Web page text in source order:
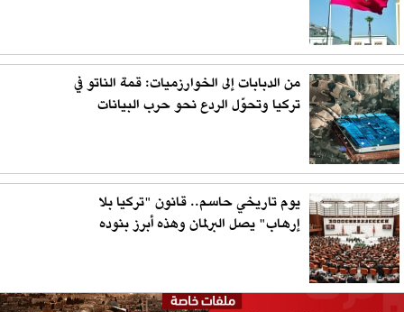
من الدبابات إلى الخوارزميات: قمة الناتو في
تركيا وتحوّل الردع نحو حرب البيانات
يوم تاريخي حاسم.. قانون "تركيا بلا
إرهاب" يصل البرلمان وهذه أبرز بنوده